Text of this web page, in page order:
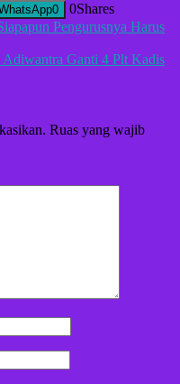
0 0Shares
Pengurusnya Harus
Adiwantra Ganti 4 Plt Kadis
Ruas yang wajib